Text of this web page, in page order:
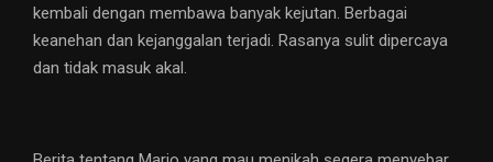
kembali dengan membawa banyak kejutan. Berbagai
keanehan dan kejanggalan terjadi. Rasanya sulit dipercaya
dan tidak masuk akal.